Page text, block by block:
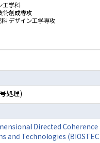
工学科
術創成専攻
デザイン工学専攻
処理)
Directed Coherence
Technologies (BIOSTEC